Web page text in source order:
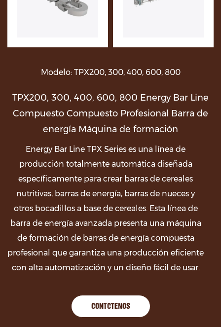
Modelo: TPX200, 300, 400, 600, 800
TPX200, 300, 400, 600, 800 Energy Bar Line
Compuesto Compuesto Profesional Barra de
energía Máquina de formación
Energy Bar Line TPX Series es una línea de
producción totalmente automática diseñada
específicamente para crear barras de cereales
nutritivas, barras de energía, barras de nueces y
otros bocadillos a base de cereales. Esta línea de
barra de energía avanzada presenta una máquina
de formación de barras de energía compuesta
profesional que garantiza una producción eficiente
con alta automatización y un diseño fácil de usar.
CONTÁCTENOS